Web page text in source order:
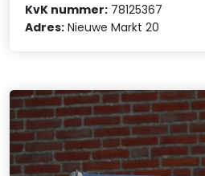
KvK nummer: 78125367
Adres: Nieuwe Markt 20